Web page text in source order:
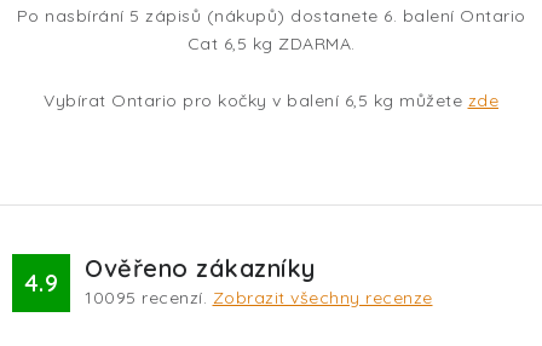
Po nasbírání 5 zápisů (nákupů) dostanete 6. balení Ontario
Cat 6,5 kg ZDARMA.
Vybírat Ontario pro kočky v balení 6,5 kg můžete zde
4.9 Ověřeno zákazníky
10095 recenzí. Zobrazit všechny recenze